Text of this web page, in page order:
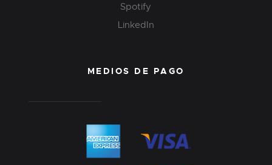
Spotify
LinkedIn
MEDIOS DE PAGO